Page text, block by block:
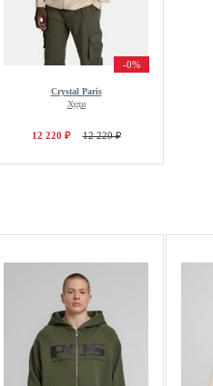
-0%
Crystal Paris
Худи
12 220 ₽ 12 220 ₽